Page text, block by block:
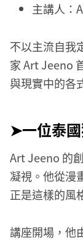
主講人：
不以主流自我
家 Art Jeeno
與現實中的各
➤一位泰
Art Jeeno 的
凝視。他從漫
正是這樣的風
講座開場，他